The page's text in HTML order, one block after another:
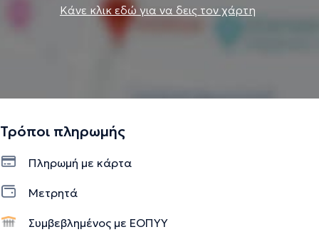
Κάνε κλικ εδώ για να δεις τον χάρτη
Τρόποι πληρωμής
Πληρωμή με κάρτα
Μετρητά
Συμβεβλημένος με ΕΟΠΥΥ